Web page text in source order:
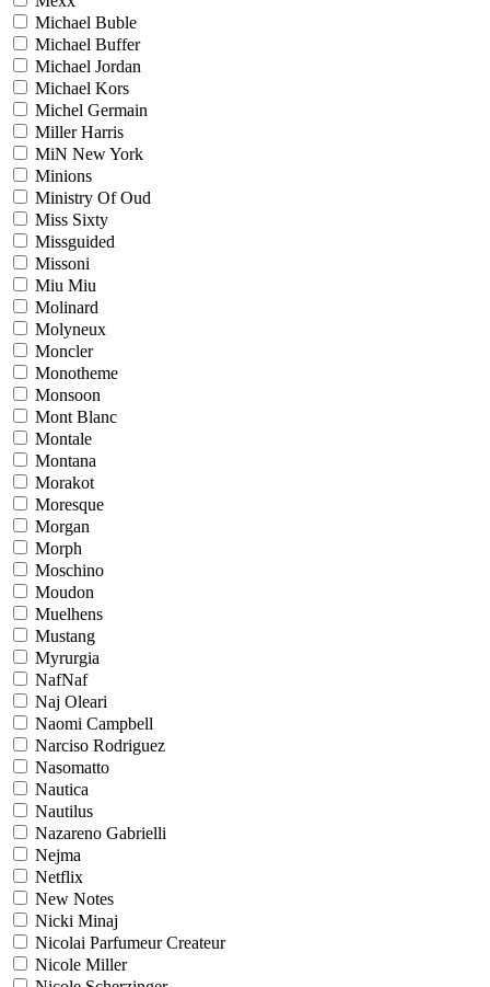
Michael Buble
Michael Buffer
Michael Jordan
Michael Kors
Michel Germain
Miller Harris
MiN New York
Minions
Ministry Of Oud
Miss Sixty
Missguided
Missoni
Miu Miu
Molinard
Molyneux
Moncler
Monotheme
Monsoon
Mont Blanc
Montale
Montana
Morakot
Moresque
Morgan
Morph
Moschino
Moudon
Muelhens
Mustang
Myrurgia
NafNaf
Naj Oleari
Naomi Campbell
Narciso Rodriguez
Nasomatto
Nautica
Nautilus
Nazareno Gabrielli
Nejma
Netflix
New Notes
Nicki Minaj
Nicolai Parfumeur Createur
Nicole Miller